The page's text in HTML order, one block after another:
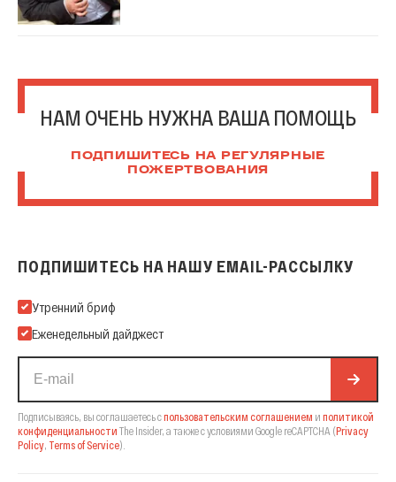
НАМ ОЧЕНЬ НУЖНА ВАША ПОМОЩЬ
ПОДПИШИТЕСЬ НА РЕГУЛЯРНЫЕ
ПОЖЕРТВОВАНИЯ
ПОДПИШИТЕСЬ НА НАШУ EMAIL-РАССЫЛКУ
Подпишитесь на нашу Email-рассылку
Утренний бриф
Еженедельный дайджест
Подписываясь, вы соглашаетесь спользовательским соглашением и политикой
конфиденциальности The Insider, а также с условиями Google reCAPTCHA (Privacy
Policy Terms of Service).